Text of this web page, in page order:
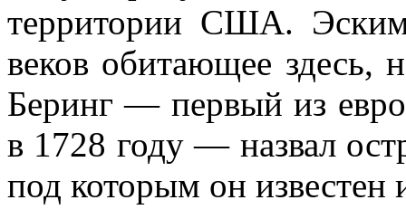
территории США.
веков обитающее здесь,
Беринг — первый из
в 1728 году — назвал
под которым он известен